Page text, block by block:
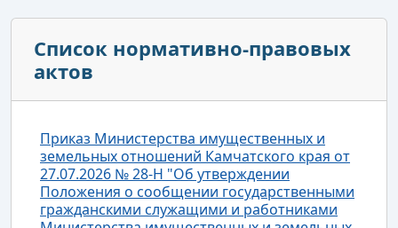
Список нормативно-правовых
актов
Приказ Министерства имущественных и
земельных отношений Камчатского края от
27.07.2026 № 28-Н "Об утверждении
Положения о сообщении государственными
гражданскими служащими и работниками